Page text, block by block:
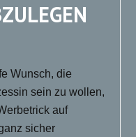
Wunsch, die
sein zu wollen,
auf
sicher